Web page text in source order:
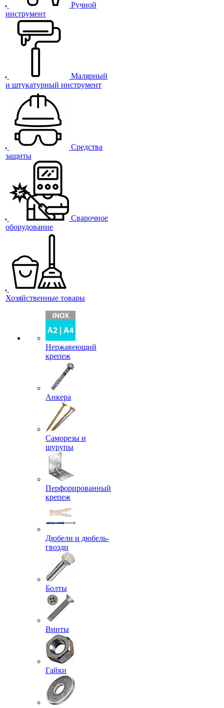
Ручной
инструмент
Малярный
и штукатурный инструмент
Средства
защиты
Сварочное
оборудование
Хозяйственные товары
Нержавеющий
крепеж
Анкера
Саморезы и
шурупы
Перфорированный
крепеж
Дюбели и дюбель-
гвозди
Болты
Винты
Гайки